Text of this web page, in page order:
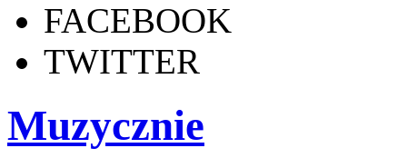
FACEBOOK
TWITTER
Muzycznie